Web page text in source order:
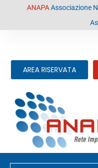
contenutoANAPAAssociazione
AREA RISERVATA